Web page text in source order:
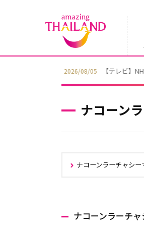
2026/08/05 【テレビ】
ナコーン
ナコーンラーチャシ
ナコーンラーチ